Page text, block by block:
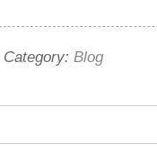
Category: Blog